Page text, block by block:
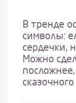
В тренде
символы:
сердечки,
Можно